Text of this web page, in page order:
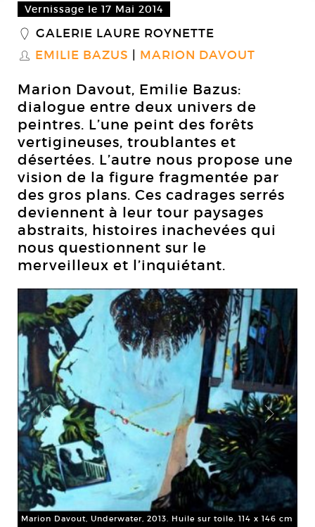
Vernissage le 17 Mai 2014
_ GALERIE LAURE ROYNETTE
S EMILIE BAZUS MARION DAVOUT
Marion Davout, Emilie Bazus:
dialogue entre deux univers de
peintres. L’une peint des forêts
vertigineuses, troublantes et
désertées. L’autre nous propose une
vision de la figure fragmentée par
des gros plans. Ces cadrages serrés
deviennent à leur tour paysages
abstraits, histoires inachevées qui
nous questionnent sur le
merveilleux et l’inquiétant.
Marion Davout, Underwater, 2013. Huile sur toile. 114 x 146 cm